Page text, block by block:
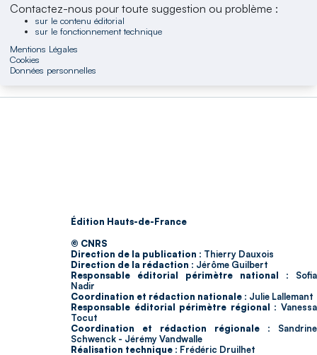
Contactez-nous pour toute suggestion ou problème :
sur le contenu éditorial
sur le fonctionnement technique
Mentions Légales
Cookies
Données personnelles
Édition Hauts-de-France
© CNRS
Direction de la publication : Thierry Dauxois
Direction de la rédaction : Jérôme Guilbert
Responsable éditorial périmètre national : Sofia
Nadir
Coordination et rédaction nationale : Julie Lallemant
Responsable éditorial périmètre régional : Vanessa
Tocut
Coordination et rédaction régionale : Sandrine
Schwenck - Jérémy Vandwalle
Réalisation technique : Frédéric Druilhet